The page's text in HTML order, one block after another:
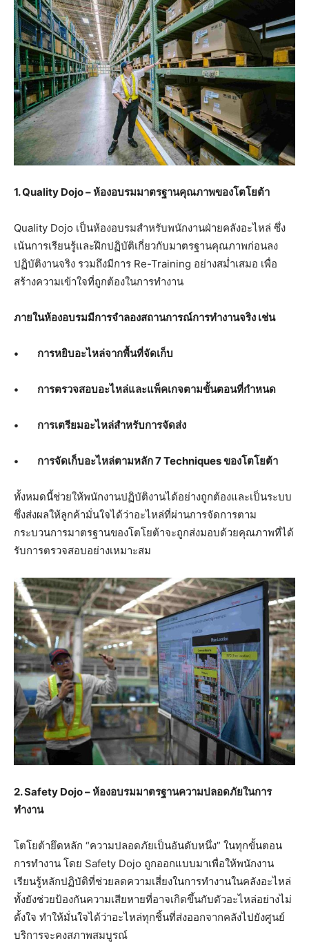
1. Quality Dojo –ห้องอบรมมาตรฐานคุณภาพของโตโยต้า
Quality Dojo เป็นห้องอบรมสำหรับพนักงานฝ่ายคลังอะไหล่ ซึ่ง
เน้นการเรียนรู้และฝึกปฏิบัติเกี่ยวกับมาตรฐานคุณภาพก่อนลง
ปฏิบัติงานจริง รวมถึงมีการ Re-Training อย่างสม่ำเสมอ เพื่อ
สร้างความเข้าใจที่ถูกต้องในการทำงาน
ภายในห้องอบรมมีการจำลองสถานการณ์การทำงานจริง เช่น
• การหยิบอะไหล่จากพื้นที่จัดเก็บ
• การตรวจสอบอะไหล่และแพ็คเกจตามขั้นตอนที่กำหนด
• การเตรียมอะไหล่สำหรับการจัดส่ง
• การจัดเก็บอะไหล่ตามหลัก7 Techniquesของโตโยต้า
ทั้งหมดนี้ช่วยให้พนักงานปฏิบัติงานได้อย่างถูกต้องและเป็นระบบ
ซึ่งส่งผลให้ลูกค้ามั่นใจได้ว่าอะไหล่ที่ผ่านการจัดการตาม
กระบวนการมาตรฐานของโตโยต้าจะถูกส่งมอบด้วยคุณภาพที่ได้
รับการตรวจสอบอย่างเหมาะสม
2. Safety Dojo –ห้องอบรมมาตรฐานความปลอดภัยในการ
ทำงาน
โตโยต้ายึดหลัก “ความปลอดภัยเป็นอันดับหนึ่ง” ในทุกขั้นตอน
การทำงาน โดย Safety Dojo ถูกออกแบบมาเพื่อให้พนักงาน
เรียนรู้หลักปฏิบัติที่ช่วยลดความเสี่ยงในการทำงานในคลังอะไหล่
ทั้งยังช่วยป้องกันความเสียหายที่อาจเกิดขึ้นกับตัวอะไหล่อย่างไม่
ตั้งใจ ทำให้มั่นใจได้ว่าอะไหล่ทุกชิ้นที่ส่งออกจากคลังไปยังศูนย์
บริการจะคงสภาพสมบูรณ์